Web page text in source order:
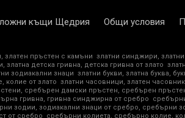
къщи Щедрия Общи условия
златен пръстен с камъни златни синджири,
златна детска гривна, детска гривна от злато
зодиакални знаци златни букви, златна буква,
колие от злато златни часовници, златен
сребърен дамски пръстен, сребърен
гривна, гривна синджирна от сребро
зодии, зодиакални знаци от сребро, сребърни
от сребро сребърни колиета, сребърно колие,